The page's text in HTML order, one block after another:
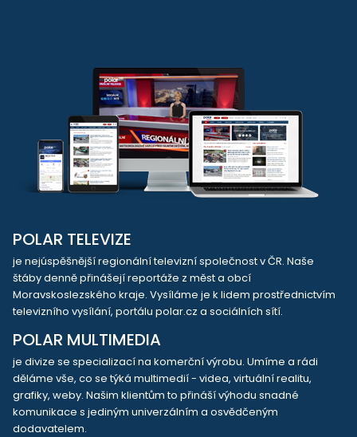
POLAR TELEVIZE
je nejúspěšnější regionální televizní společnost v ČR. Naše
štáby denně přinášejí reportáže z měst a obcí
Moravskoslezského kraje. Vysíláme je k lidem prostřednictvím
televizního vysílání, portálu polar.cz a sociálních sítí.
POLAR MULTIMEDIA
je divize se specializací na komerční výrobu. Umíme a rádi
děláme vše, co se týká multimedií - videa, virtuální realitu,
grafiky, weby. Našim klientům to přináší výhodu snadné
komunikace s jediným univerzálním a osvědčeným
dodavatelem.